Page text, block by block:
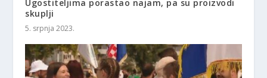
Ugostiteljima porastao najam, pa su proizvodi
skuplji
5. srpnja 2023.